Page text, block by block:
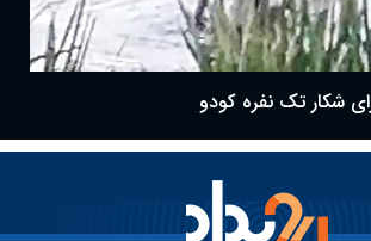
شکار تک نفره کودو